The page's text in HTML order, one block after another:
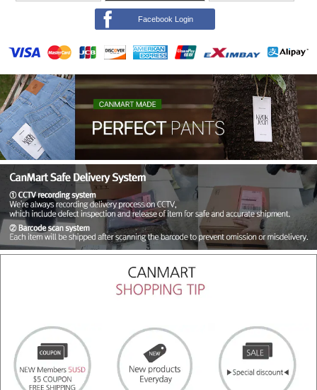
Facebook Login